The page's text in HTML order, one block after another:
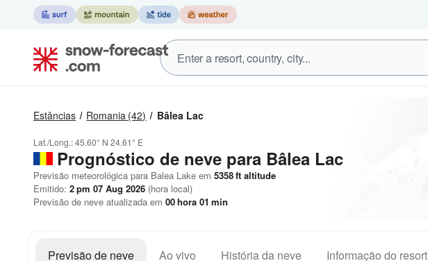
Estâncias Romania (42) Bâlea Lac
Lat./Long.:45.60° N 24.61° E
Prognóstico de neve para Bâlea Lac
Previsão meteorológica para Balea Lake em 5358ft altitude
Emitido: 2 pm 07 Aug 2026 (hora local)
Previsão de neve atualizada em 00hora 00 min
Previsão de neve Ao vivo História da neve Informação do resort